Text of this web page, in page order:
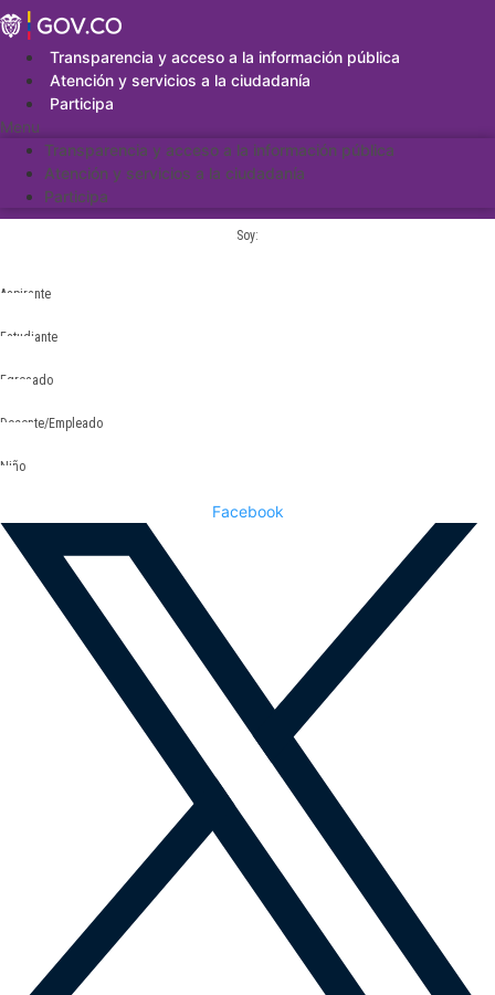
Saltar
al
contenidoTransparencia y acceso a la información pública
Atención y servicios a la ciudadanía
Participa
Menu
Transparencia y acceso a la información pública
Atención y servicios a la ciudadanía
Participa
Soy:
Aspirante
Estudiante
Egresado
Docente/Empleado
Niño
Facebook